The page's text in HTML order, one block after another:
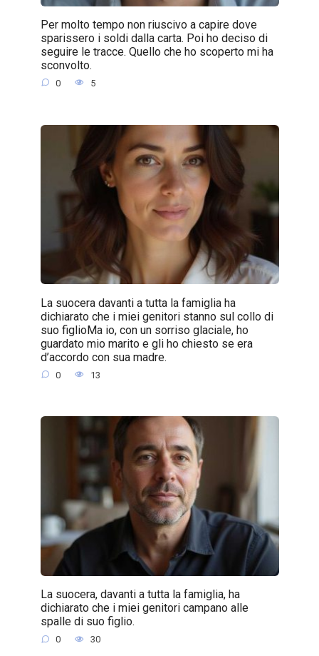
Per molto tempo non riuscivo a capire dove
sparissero i soldi dalla carta. Poi ho deciso di
seguire le tracce. Quello che ho scoperto mi ha
sconvolto.
0 5
La suocera davanti a tutta la famiglia ha
dichiarato che i miei genitori stanno sul collo di
suo figlioMa io, con un sorriso glaciale, ho
guardato mio marito e gli ho chiesto se era
d’accordo con sua madre.
0 13
La suocera, davanti a tutta la famiglia, ha
dichiarato che i miei genitori campano alle
spalle di suo figlio.
0 30